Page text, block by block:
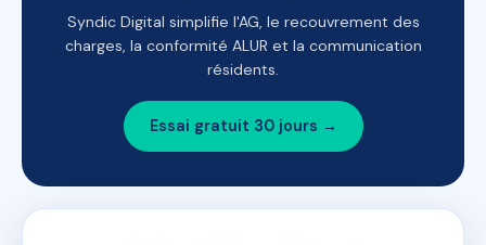
Syndic Digital simplifie l'AG, le recouvrement des
charges, la conformité ALUR et la communication
résidents.
Essai gratuit 30 jours →